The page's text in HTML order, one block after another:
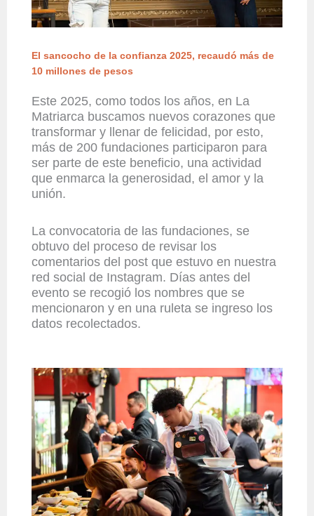
El sancocho de la confianza 2025, recaudó más de
10 millones de pesos
Este 2025, como todos los años, en La
Matriarca buscamos nuevos corazones que
transformar y llenar de felicidad, por esto,
más de 200 fundaciones participaron para
ser parte de este beneficio, una actividad
que enmarca la generosidad, el amor y la
unión.
La convocatoria de las fundaciones, se
obtuvo del proceso de revisar los
comentarios del post que estuvo en nuestra
red social de Instagram. Días antes del
evento se recogió los nombres que se
mencionaron y en una ruleta se ingreso los
datos recolectados.